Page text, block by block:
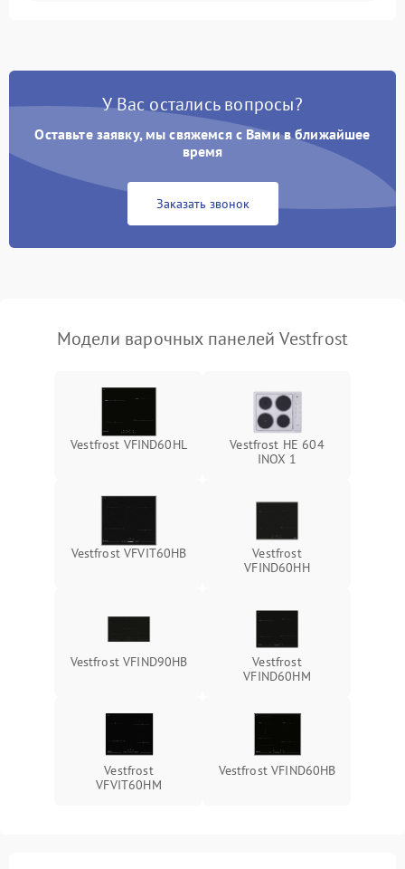
У Вас остались вопросы?
Оставьте заявку, мы свяжемся с Вами в ближайшее
время
Заказать звонок
Модели варочных панелей Vestfrost
Vestfrost VFIND60HL
Vestfrost HE 604
INOX 1
Vestfrost VFVIT60HB
Vestfrost
VFIND60HH
Vestfrost VFIND90HB
Vestfrost
VFIND60HM
Vestfrost
VFVIT60HM
Vestfrost VFIND60HB